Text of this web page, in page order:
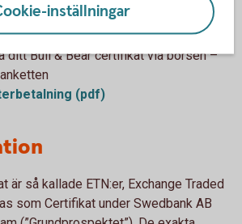
- villkor och grundprospekt
ditt Bull & Bear certifikat via börsen –
(pdf)
är så kallade ETN:er, Exchange Traded
som Certifikat under Swedbank AB
inställningar